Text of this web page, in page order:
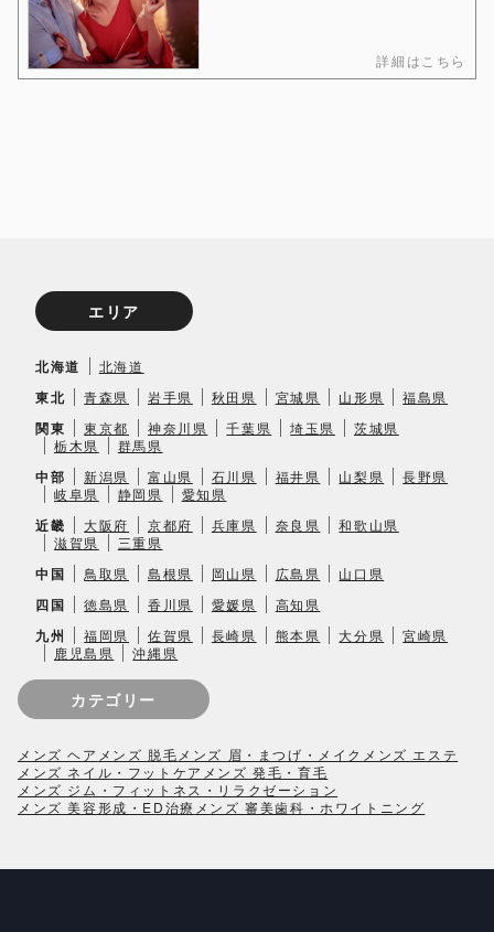
詳細はこちら
エリア
北海道 北海道
東北 青森県 岩手県 秋田県 宮城県 山形県 福島県
関東 東京都 神奈川県 千葉県 埼玉県
茨城県
栃木県
群馬県
中部 新潟県 富山県 石川県 福井県 山梨県
長野県
岐阜県
静岡県 愛知県
近畿 大阪府 京都府 兵庫県 奈良県
和歌山県
滋賀県
三重県
中国 鳥取県 島根県 岡山県 広島県 山口県
四国 徳島県 香川県 愛媛県 高知県
九州 福岡県 佐賀県 長崎県 熊本県 大分県
宮崎県
鹿児島県
沖縄県
カテゴリー
メンズ ヘア メンズ 脱毛 メンズ 眉・まつげ・メイク メンズ エステ
メンズ ネイル・フットケア メンズ 発毛・育毛
メンズ ジム・フィットネス・リラクゼーション
メンズ 美容形成・ED治療 メンズ 審美歯科・ホワイトニング